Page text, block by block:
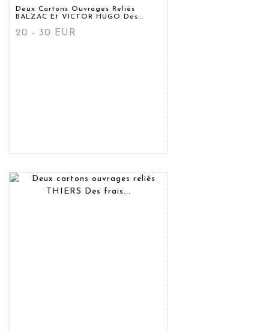
Deux Cartons Ouvrages Reliés
BALZAC Et VICTOR HUGO Des...
20 - 30 EUR